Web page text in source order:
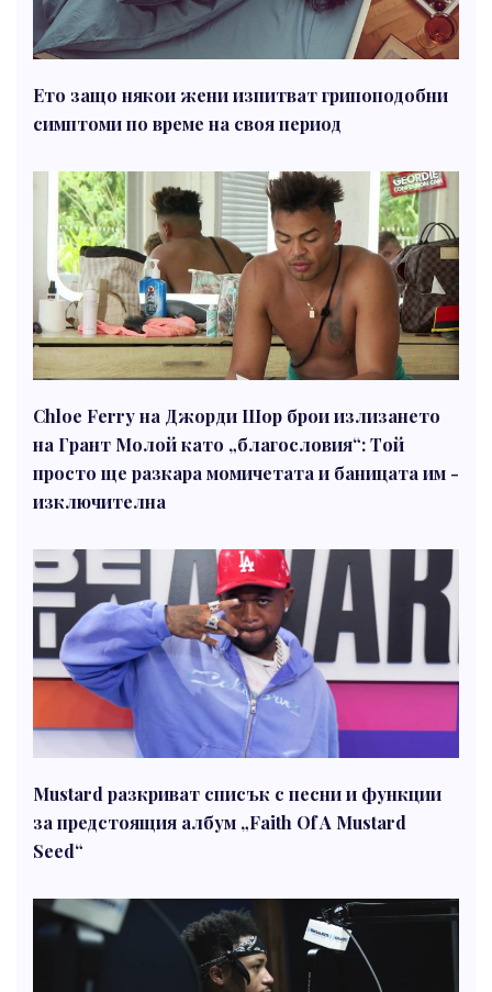
Ето защо някои жени изпитват грипоподобни
симптоми по време на своя период
Chloe Ferry на Джорди Шор брои излизането
на Грант Молой като „благословия“: Той
просто ще разкара момичетата и баницата им -
изключителна
Mustard разкриват списък с песни и функции
за предстоящия албум „Faith Of A Mustard
Seed“